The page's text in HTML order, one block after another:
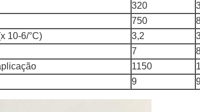
320
750
10-6/°C)
3,2
7
1150
9